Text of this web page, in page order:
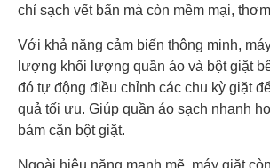
chỉ sạch vết bẩn mà còn mềm mại,
Với khả năng cảm biến thông minh,
lượng khối lượng quần áo và bột giặt
đó tự động điều chỉnh các chu kỳ giặt
quả tối ưu. Giúp quần áo sạch nhanh
bám cặn bột giặt.
Ngoài hiệu năng mạnh mẽ, máy giặt